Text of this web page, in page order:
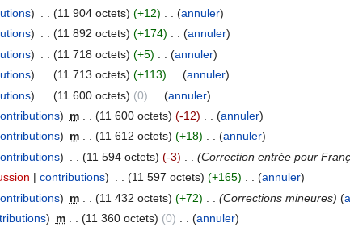
) (11 904 octets) (+12) (annuler)
) . . (11 892 octets) (+174) . . (annuler)
) (11 718 octets) (+5) (annuler)
) (11 713 octets) (+113) (annuler)
) (11 600 octets) (0) (annuler)
) m (11 600 octets) (-12) (annuler)
) m . . (11 612 octets) (+18) . . (annuler)
) (11 594 octets) (-3) (Correction entrée pour
| contributions) (11 597 octets) (+165) (annuler)
) m (11 432 octets) (+72) (Corrections mineures) (
) m (11 360 octets) (0) (annuler)